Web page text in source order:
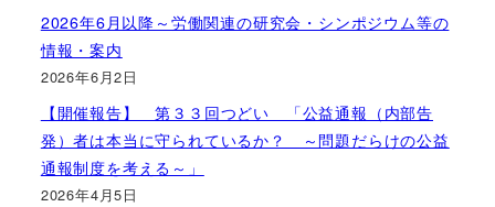
2026年6月以降～労働関連の研究会・シンポジウム等の
情報・案内
2026年6月2日
【開催報告】 第３３回つどい 「公益通報（内部告
発）者は本当に守られているか？ ～問題だらけの公益
通報制度を考える～」
2026年4月5日